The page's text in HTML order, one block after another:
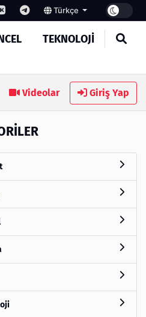
Türkçe
TEKNOLOJI
Nesil Verimliliği Olimpack ile
Videolar Giriş Yap